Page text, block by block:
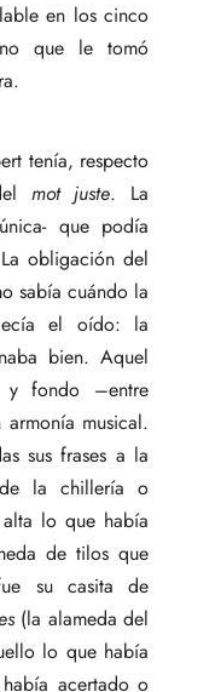
en los cinco
que le tomó
tenía, respecto
mot juste. La
que podía
obligación del
sabía cuándo la
el oído: la
bien. Aquel
y fondo –entre
musical.
sus frases a la
la chillería o
lo que había
de tilos que
su casita de
(la alameda del
lo que había
acertado o